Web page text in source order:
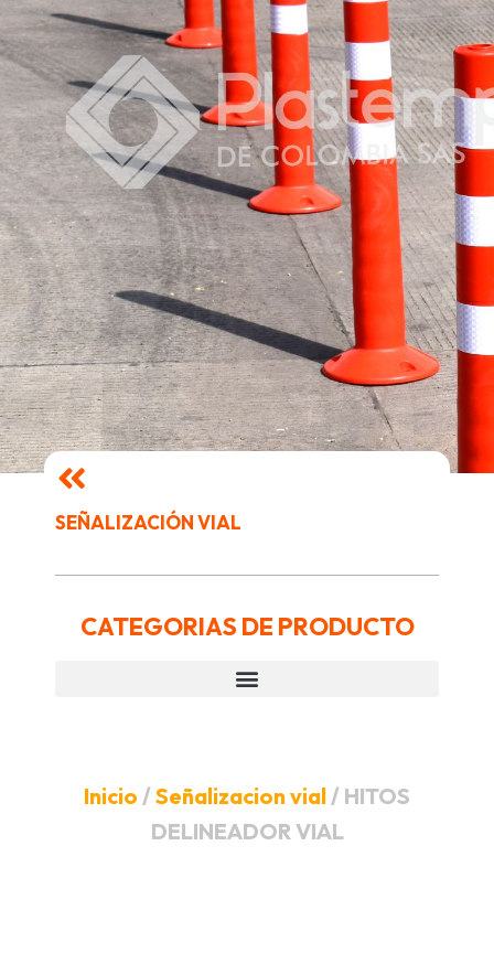
SEÑALIZACIÓN VIAL
CATEGORIAS DE PRODUCTO
Inicio / Señalizacion vial / HITOS
DELINEADOR VIAL